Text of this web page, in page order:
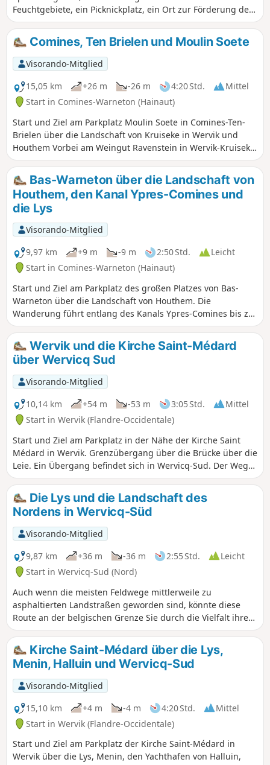
Feuchtgebiete, ein Picknickplatz, ein Ort zur Förderung der
sanften Mobilität ... Seine erst kürzlich erfolgte Gestaltung
(2022), die sich noch in voller Entwicklung befindet, bietet
auch einen herrlichen Blick auf die beiden Comines,
Gemeinden am Ufer der Lys.
Comines, Ten Brielen und Moulin Soete
Visorando-Mitglied
15,05 km
+26 m -26 m 4:20 Std.
Mittel
Start in Comines-Warneton (Hainaut)
Start und Ziel am Parkplatz Moulin Soete in Comines-Ten-
Brielen über die Landschaft von Kruiseke in Wervik und
Houthem Vorbei am Weingut Ravenstein in Wervik-Kruiseke
und am Weingut Ferme Bleue.
Bas-Warneton über die Landschaft von
Houthem, den Kanal Ypres-Comines und
die Lys
Visorando-Mitglied
9,97 km
+9 m -9 m 2:50 Std.
Leicht
Start in Comines-Warneton (Hainaut)
Start und Ziel am Parkplatz des großen Platzes von Bas-
Warneton über die Landschaft von Houthem. Die
Wanderung führt entlang des Kanals Ypres-Comines bis zur
Lys, dann über den Treidelpfad zum Friedhof von Bas-
Warneton und schließlich zum Platz von Bas-Warneton.
Wervik und die Kirche Saint-Médard
über Wervicq Sud
Visorando-Mitglied
10,14 km
+54 m -53 m 3:05 Std.
Mittel
Start in Wervik (Flandre-Occidentale)
Start und Ziel am Parkplatz in der Nähe der Kirche Saint
Médard in Wervik. Grenzübergang über die Brücke über die
Leie. Ein Übergang befindet sich in Wervicq-Sud. Der Weg
führt entlang des Flusses bis zum Chemin des Vaches,
durchquert die Landschaft von Bousbecque, den Parc Dalle-
Dumont, gefolgt vom Grenzübergang und der
Durchquerung des Naturgebiets De Balokken.
Die Lys und die Landschaft des
Nordens in Wervicq-Süd
Visorando-Mitglied
9,87 km
+36 m -36 m 2:55 Std.
Leicht
Start in Wervicq-Sud (Nord)
Auch wenn die meisten Feldwege mittlerweile zu
asphaltierten Landstraßen geworden sind, könnte diese
Route an der belgischen Grenze Sie durch die Vielfalt ihrer
Umgebung begeistern.
Kirche Saint-Médard über die Lys,
Menin, Halluin und Wervicq-Sud
Visorando-Mitglied
15,10 km
+4 m -4 m 4:20 Std.
Mittel
Start in Wervik (Flandre-Occidentale)
Start und Ziel am Parkplatz der Kirche Saint-Médard in
Wervik über die Lys, Menin, den Yachthafen von Halluin,